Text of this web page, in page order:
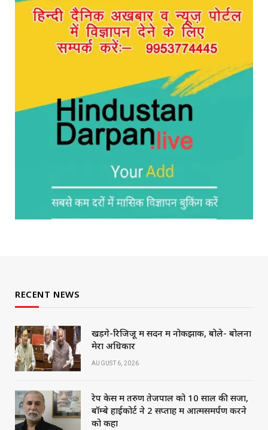
RECENT NEWS
खड़गे-रिजिजू में सदन में नोकझोंक, बोले- बोलना
मेरा अधिकार
AUGUST 6, 2026
रेप केस में तरुण तेजपाल को 10 साल की सजा,
बॉम्बे हाईकोर्ट ने 2 सप्ताह में आत्मसमर्पण करने
को कहा